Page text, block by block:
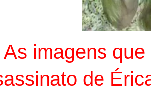
As imagens
de